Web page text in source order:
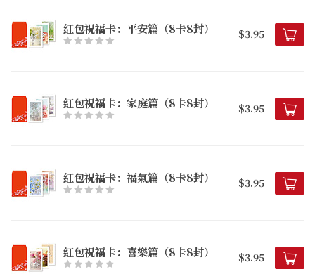
紅包祝福卡：平安篇（8卡8封） $3.95
紅包祝福卡：家庭篇（8卡8封） $3.95
紅包祝福卡：福氣篇（8卡8封） $3.95
紅包祝福卡：喜樂篇（8卡8封） $3.95